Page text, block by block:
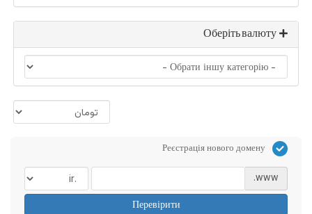
Реєстрація нового домену
www.
Перевірити